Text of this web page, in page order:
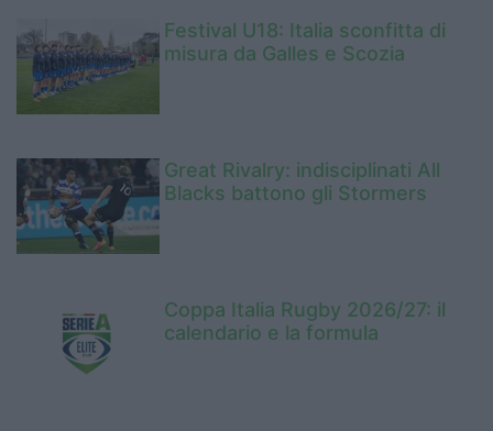
Festival U18: Italia sconfitta di
misura da Galles e Scozia
Great Rivalry: indisciplinati All
Blacks battono gli Stormers
Coppa Italia Rugby 2026/27: il
calendario e la formula